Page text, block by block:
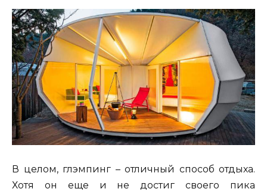
В целом, глэмпинг – отличный способ отдыха.
Хотя он еще и не достиг своего пика